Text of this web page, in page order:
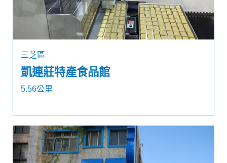
三芝區
凱連莊特產食品館
5.56公里